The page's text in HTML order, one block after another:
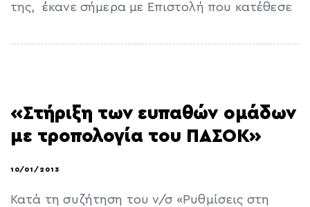
της, έκανε σήμερα με Επιστολή που κατέθεσε
«Στήριξη των ευπαθών ομάδων
με τροπολογία του ΠΑΣΟΚ»
10/01/2013
Κατά τη συζήτηση του ν/σ «Ρυθμίσεις στη